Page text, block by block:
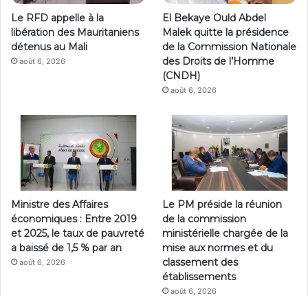
Le RFD appelle à la
libération des Mauritaniens
détenus au Mali
août 6, 2026
El Bekaye Ould Abdel
Malek quitte la présidence
de la Commission Nationale
des Droits de l’Homme
(CNDH)
août 6, 2026
Ministre des Affaires
économiques : Entre 2019
et 2025, le taux de pauvreté
a baissé de 1,5 % par an
août 6, 2026
Le PM préside la réunion
de la commission
ministérielle chargée de la
mise aux normes et du
classement des
établissements
août 6, 2026